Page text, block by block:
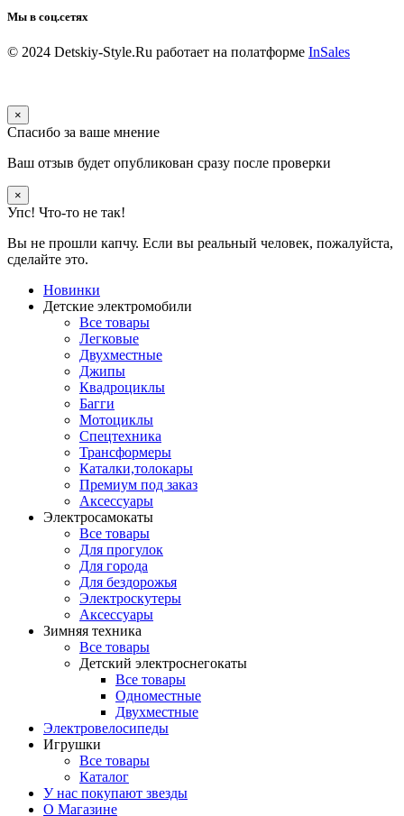
Мы в соц.сетях
© 2024 Detskiy-Style.Ru работает на полатформе InSales
×
Спасибо за ваше мнение
Ваш отзыв будет опубликован сразу после проверки
×
Упс! Что-то не так!
Вы не прошли капчу. Если вы реальный человек, пожалуйста,
сделайте это.
Новинки
Детские электромобили
Все товары
Легковые
Двухместные
Джипы
Квадроциклы
Багги
Мотоциклы
Спецтехника
Трансформеры
Каталки,толокары
Премиум под заказ
Аксессуары
Электросамокаты
Все товары
Для прогулок
Для города
Для бездорожья
Электроскутеры
Аксессуары
Зимняя техника
Все товары
Детский электроснегокаты
Все товары
Одноместные
Двухместные
Электровелосипеды
Игрушки
Все товары
Каталог
У нас покупают звезды
О Магазине